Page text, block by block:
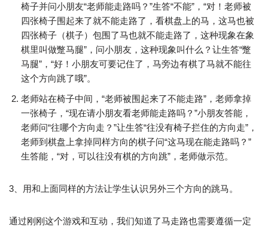
椅子并问小朋友“老师能走路吗？”生答“不能”，“对！老师被
四张椅子围起来了就不能走路了，看棋盘上的马，这马也被
四张椅子（棋子）包围了马也就不能走路了，这种现象在象
棋里叫做蹩马腿”，问小朋友，这种现象叫什么？让生答“蹩
马腿”，“好！小朋友可要记住了，马旁边有棋了马就不能往
这个方向跳了哦”。
老师站在椅子中间，“老师被围起来了不能走路”，老师拿掉
一张椅子，“现在请小朋友看老师能走路吗？”小朋友答能，
老师问“往哪个方向走？”让生答“往没有椅子拦住的方向走”，
老师到棋盘上拿掉同样方向的棋子问“这马现在能走路吗？”
生答能，“对，可以往没有棋的方向跳”，老师做示范。
3、用和上面同样的方法让学生认识另外三个方向的跳马。
通过刚刚这个游戏和互动，我们知道了马走路也需要遵循一定